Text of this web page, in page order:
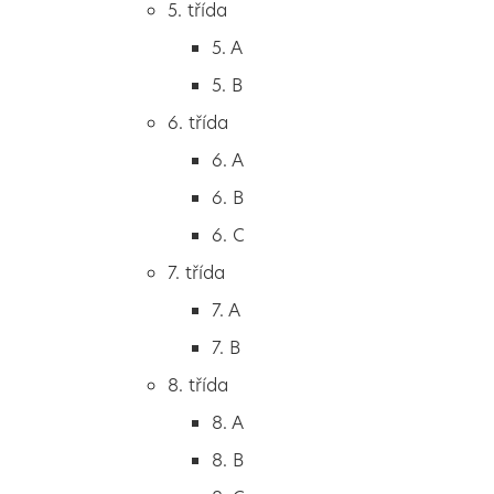
2. B
3. A
4. A
5. A
5. třída
5. A
5. B
6. třída
6. A
6. B
6. C
7. třída
7. A
7. B
8. třída
8. A
8. B